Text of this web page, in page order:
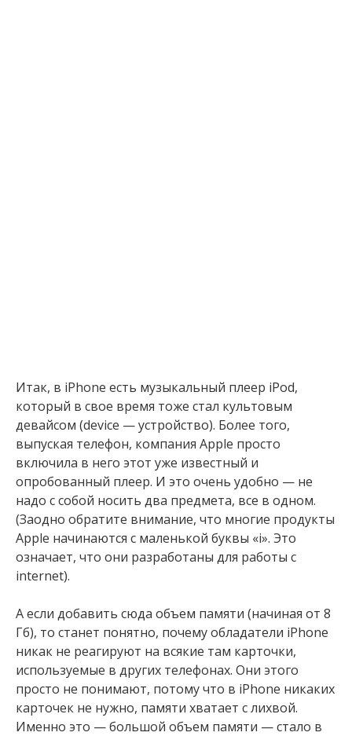
Итак, в iPhone есть музыкальный плеер iPod,
который в свое время тоже стал культовым
девайсом (device — устройство). Более того,
выпуская телефон, компания Apple просто
включила в него этот уже известный и
опробованный плеер. И это очень удобно — не
надо с собой носить два предмета, все в одном.
(Заодно обратите внимание, что многие продукты
Apple начинаются с маленькой буквы «i». Это
означает, что они разработаны для работы с
internet).
А если добавить сюда объем памяти (начиная от 8
Гб), то станет понятно, почему обладатели iPhone
никак не реагируют на всякие там карточки,
используемые в других телефонах. Они этого
просто не понимают, потому что в iPhone никаких
карточек не нужно, памяти хватает с лихвой.
Именно это — большой объем памяти — стало в